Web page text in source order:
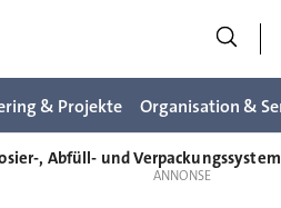
& Projekte Organisation &
, Abfüll- und